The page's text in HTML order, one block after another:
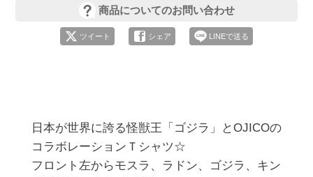
商品についてのお問い合わせ
ツイート シェア LINEで送る
日本が世界に誇る怪獣王「ゴジラ」とOJICOの
コラボレーションＴシャツ☆
フロント左からモスラ、ラドン、ゴジラ、キン